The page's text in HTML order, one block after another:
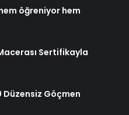
öğreniyor hem
Sertifikayla
Düzensiz Göçmen